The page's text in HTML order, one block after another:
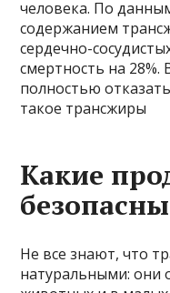
человека. По
содержанием
сердечно-
смертность на
полностью
такое трансжиры
Какие
безопасны
Не все знают, что
натуральными: они